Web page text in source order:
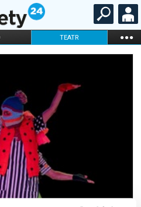
TEATR ...